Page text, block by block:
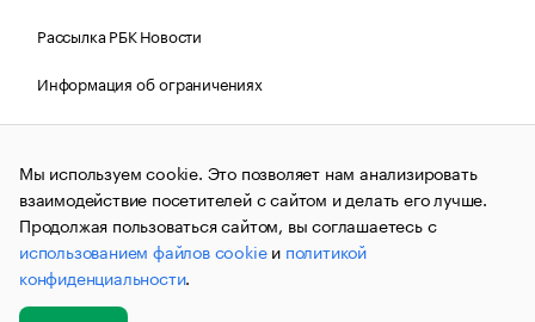
Рассылка РБК Новости
Информация об ограничениях
Правовая информация
О соблюдении авторских прав
© АО «РОСБИЗНЕСКОНСАЛТИНГ»,1995–2026.Сообщения
и материалы информационного агентства «РБК»
(зарегистрировано Федеральной службой по надзору в сфере
связи, информационных технологий и массовых
коммуникаций (Роскомнадзор) 09.12.2015 за номером ИА
№ФС77-63848) сопровождаются пометкой «РБК». Отдельные
публикации могут содержать информацию,
не предназначенную для пользователей
Мы используем cookie. Это позволяет нам анализировать
взаимодействие посетителей с сайтом и делать его лучше.
Продолжая пользоваться сайтом, вы соглашаетесь с
использованием файлов cookieи политикой
конфиденциальности.